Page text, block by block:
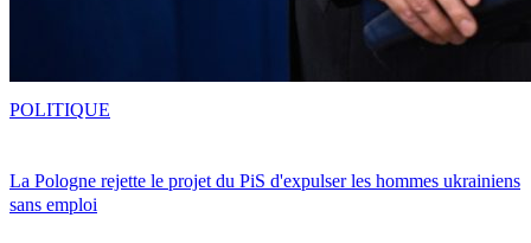
La Pologne rejette le projet du PiS d'expulser les hommes ukrainiens
sans emploi
POLITIQUE